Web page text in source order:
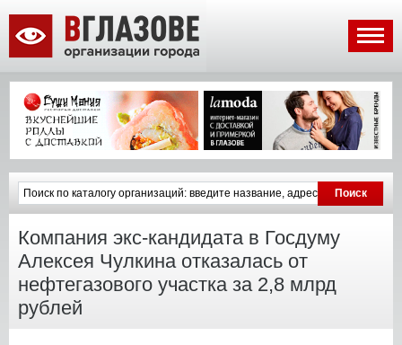
Компания экс-кандидата в Госдуму
Алексея Чулкина отказалась от
нефтегазового участка за 2,8 млрд
рублей